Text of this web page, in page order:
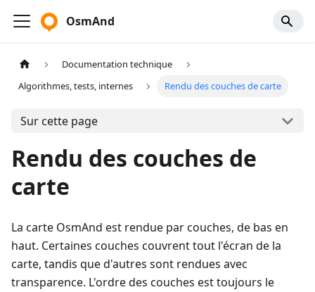
OsmAnd
Documentation technique
Algorithmes, tests, internes
Rendu des couches de carte
Sur cette page
Rendu des couches de
carte
La carte OsmAnd est rendue par couches, de bas en
haut. Certaines couches couvrent tout l'écran de la
carte, tandis que d'autres sont rendues avec
transparence. L'ordre des couches est toujours le